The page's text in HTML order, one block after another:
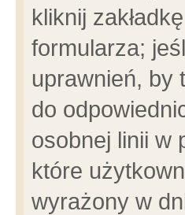
kliknij
formularza;
uprawnień, by
do
osobnej linii w
które
wyrażony w